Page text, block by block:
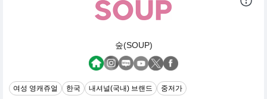
숲(SOUP)
여성 영캐쥬얼 한국 내셔널(국내) 브랜드 중저가